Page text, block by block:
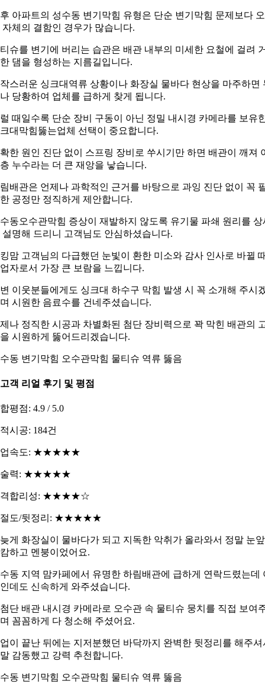
아파트의 성수동 변기막힘 유형은 단순 변기막힘 문제보다
자체의 결함인 경우가 많습니다.
슈를 변기에 버리는 습관은 배관 내부의 미세한 요철에 걸려
댐을 형성하는 지름길입니다.
스러운 싱크대역류 상황이나 화장실 물바다 현상을 마주하면
당황하여 업체를 급하게 찾게 됩니다.
때일수록 단순 장비 구동이 아닌 정밀 내시경 카메라를 보유
대막힘뚫는업체 선택이 중요합니다.
한 원인 진단 없이 스프링 장비로 쑤시기만 하면 배관이 깨져
누수라는 더 큰 재앙을 낳습니다.
배관은 언제나 과학적인 근거를 바탕으로 과잉 진단 없이 꼭
공정만 정직하게 제안합니다.
동오수관막힘 증상이 재발하지 않도록 유기물 파쇄 원리를 상
설명해 드리니 고객님도 안심하셨습니다.
맘 고객님의 다급했던 눈빛이 환한 미소와 감사 인사로 바뀔
자로서 가장 큰 보람을 느낍니다.
이웃분들에게도 싱크대 하수구 막힘 발생 시 꼭 소개해 주시
시원한 음료수를 건네주셨습니다.
나 정직한 시공과 차별화된 첨단 장비력으로 꽉 막힌 배관의
시원하게 뚫어드리겠습니다.
동 변기막힘 오수관막힘 물티슈 역류 뚫음
객 리얼 후기 및 평점
평점: 4.9 / 5.0
시공: 184건
업속도: ★★★★★
술력: ★★★★★
격합리성: ★★★★☆
절도/뒷정리: ★★★★★
게 화장실이 물바다가 되고 지독한 악취가 올라와서 정말 눈
하고 멘붕이었어요.
동 지역 맘카페에서 유명한 하림배관에 급하게 연락드렸는데
데도 신속하게 와주셨습니다.
단 배관 내시경 카메라로 오수관 속 물티슈 뭉치를 직접 보여
꼼꼼하게 다 청소해 주셨어요.
이 끝난 뒤에는 지저분했던 바닥까지 완벽한 뒷정리를 해주셔
감동했고 강력 추천합니다.
동 변기막힘 오수관막힘 물티슈 역류 뚫음